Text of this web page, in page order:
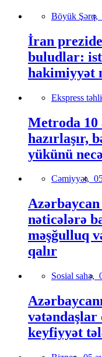
Böyük Şərq,
İran
buludlar:
hakimiyyət
Ekspress
Metroda 10
hazırlaşır,
yükünü
Cəmiyyət,
nəticələrə
məşğulluq
qalır
Sosial sahə,
vətəndaşlar
keyfiyyət